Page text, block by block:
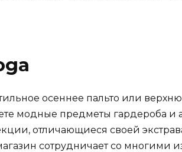
осеннее пальто или
модные предметы гардероба и
отличающиеся своей
сотрудничает со многими